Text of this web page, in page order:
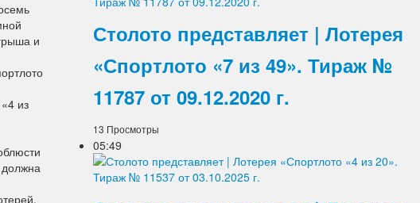
и
из
должна
Столото представляет | Лотерея
«Спортлото «7 из 49». Тираж №
11787 от 09.12.2020 г.
13 Просмотры
05:49